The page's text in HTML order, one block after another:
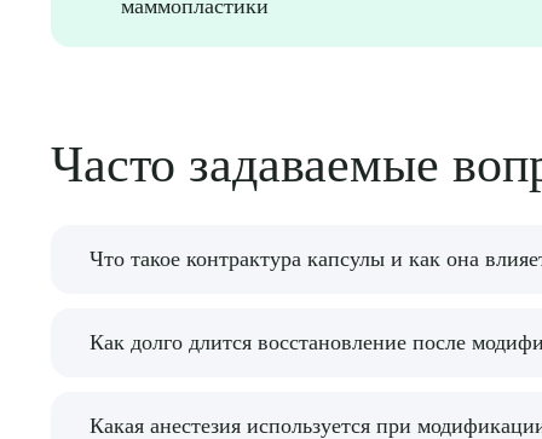
маммопластики
Часто задаваемые
Что такое контрактура капсулы и как она
Контрактура капсулы — это патологическое
Как долго длится восстановление после
Реабилитация обычно занимает от нескольких
Какая анестезия используется при